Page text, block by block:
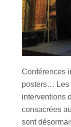
Conférences
posters… Les
interventions
consacrées
sont